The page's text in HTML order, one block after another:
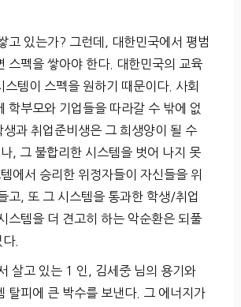
고 있는가? 그런데, 대한민국에서 평범
스펙을 쌓아야 한다. 대한민국의 교육
스템이 스펙을 원하기 때문이다. 사회
학부모와 기업들을 따라갈 수 밖에 없
생과 취업준비생은 그 희생양이 될 수
, 그 불합리한 시스템을 벗어 나지 못
에서 승리한 위정자들이 자신들을 위
고, 또 그 시스템을 통과한 학생/취업
스템을 더 견고히 하는 악순환은 되풀
.
살고 있는 1 인, 김세중 님의 용기와
탈피에 큰 박수를 보낸다. 그 에너지가